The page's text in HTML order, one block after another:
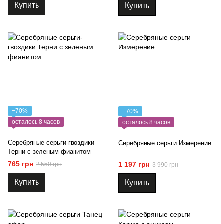
Купить Купить
−70%
осталось 8 часов
Серебряные серьги-гвоздики
Терни с зеленым фианитом
765 грн 2 550 грн
Купить
−70%
осталось 8 часов
Серебряные серьги Измерение
1 197 грн 3 990 грн
Купить